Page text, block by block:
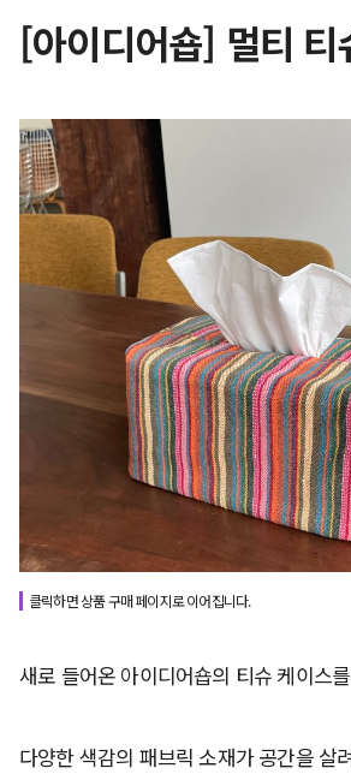
[아이디어숍] 멀티
클릭하면 상품 구매 페이지로 이어집니다.
새로 들어온 아이디어숍의 티슈 케이스
다양한 색감의 패브릭 소재가 공간을 살